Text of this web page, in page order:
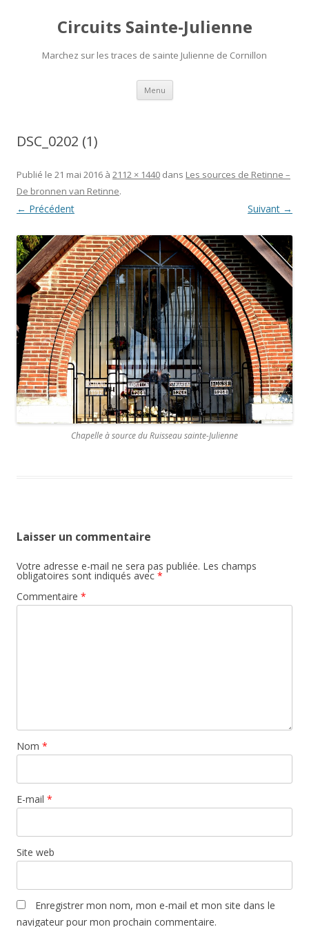
Circuits Sainte-Julienne
Marchez sur les traces de sainte Julienne de Cornillon
Menu Aller
contenu
DSC_0202 (1)
Publié le 21 mai 2016 à 2112 × 1440 dans Les sources de Retinne –
De bronnen van Retinne.
← Précédent Suivant →
Chapelle à source du Ruisseau sainte-Julienne
Laisser un commentaire
Votre adresse e-mail ne sera pas publiée. Les champs
obligatoires sont indiqués avec *
Commentaire *
Nom *
E-mail *
Site web
Enregistrer mon nom, mon e-mail et mon site dans le
navigateur pour mon prochain commentaire.